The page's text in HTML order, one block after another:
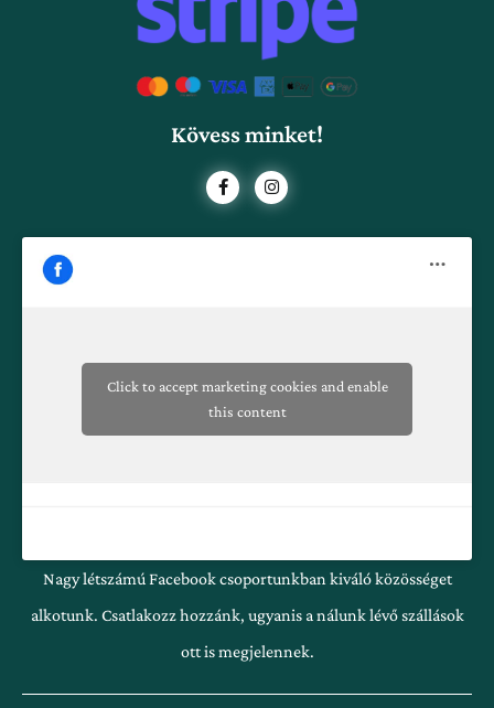
Kövess minket!
F
a
c
I
n
s
Click to accept marketing cookies and enable
this content
Nagy létszámú Facebook csoportunkban kiváló közösséget
alkotunk. Csatlakozz hozzánk, ugyanis a nálunk lévő szállások
ott is megjelennek.